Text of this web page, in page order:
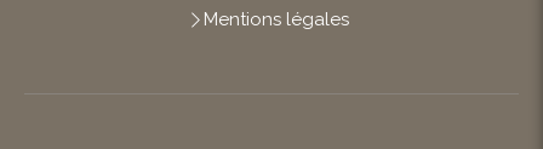
Mentions légales